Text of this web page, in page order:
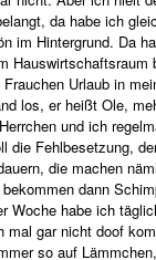
da habe ich
im Hintergrund. Da
Hauswirtschaftsraum
Urlaub in
los, er heißt Ole,
und ich
die Fehlbesetzung,
die machen
dann
habe ich
gar nicht doof
so auf